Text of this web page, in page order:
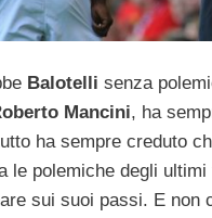
Balotelli senza
Mancini, ha
ha sempre creduto
le polemiche degli
sui suoi passi. E non